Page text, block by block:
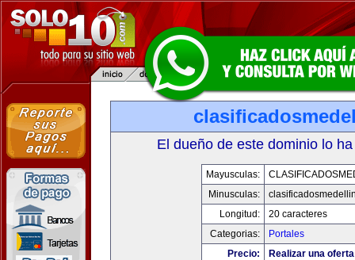
El dueño de este dominio lo
Mayusculas:
Minusculas:
Longitud:
20 caracteres
Categorias:
Portales
Precio:
Realizar una